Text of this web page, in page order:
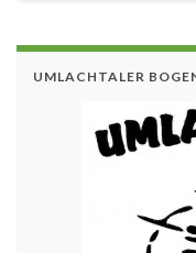
UMLACHTALER